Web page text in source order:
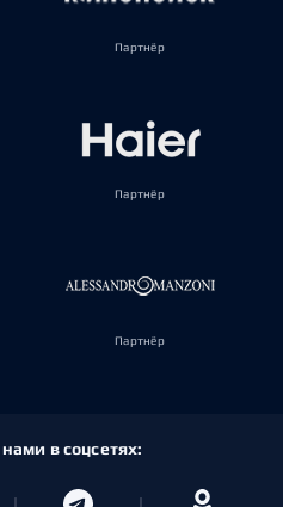
Партнёр
Партнёр
Партнёр
в соцсетях: